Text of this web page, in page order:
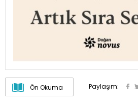
Ön Okuma Paylaşım: